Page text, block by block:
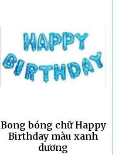
Bong bóng chữ Happy
Birthday màu xanh
dương